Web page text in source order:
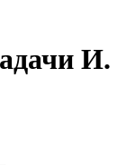
И.